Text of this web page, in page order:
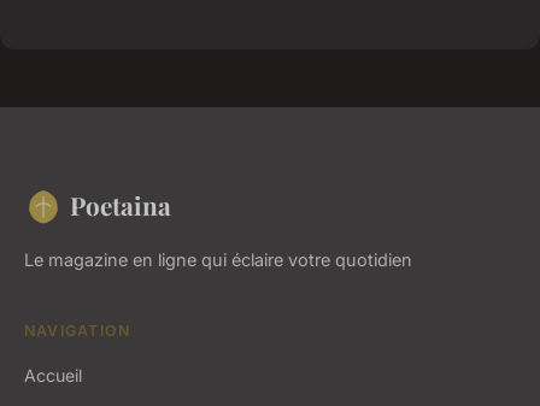
Poetaina
Le magazine en ligne qui éclaire votre quotidien
NAVIGATION
Accueil